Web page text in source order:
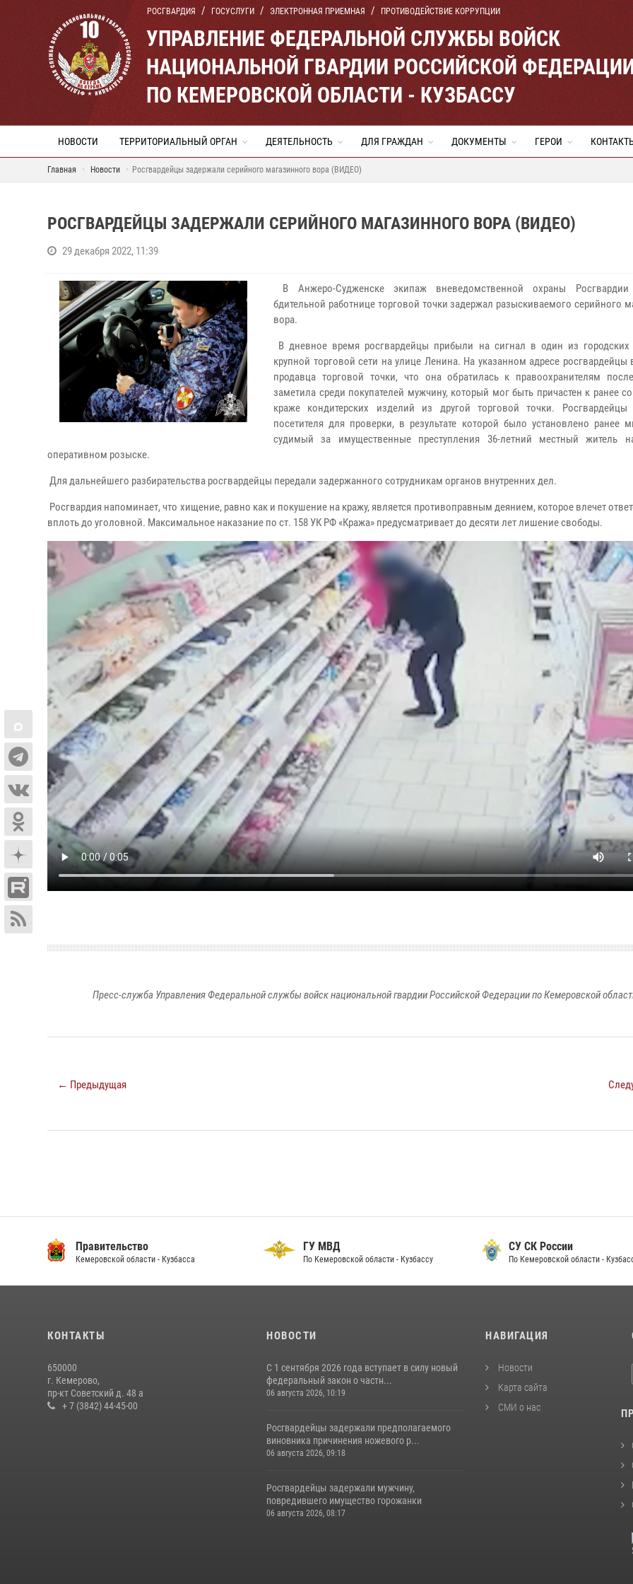
РОСГВАРДИЯ ГОСУСЛУГИ ЭЛЕКТРОННАЯ ПРИЕМНАЯ ПРОТИВОДЕЙСТВИЕ КОРРУПЦИИ
УПРАВЛЕНИЕ ФЕДЕРАЛЬНОЙ СЛУЖБЫ ВОЙСК
НАЦИОНАЛЬНОЙ ГВАРДИИ РОССИЙСКОЙ
ПО КЕМЕРОВСКОЙ ОБЛАСТИ - КУЗБАССУ
НОВОСТИ ТЕРРИТОРИАЛЬНЫЙ ОРГАН ДЕЯТЕЛЬНОСТЬ ДЛЯ ГРАЖДАН ДОКУМЕНТЫ ГЕРОИ
Главная Новости Росгвардейцы задержали серийного магазинного вора (ВИДЕО)
РОСГВАРДЕЙЦЫ ЗАДЕРЖАЛИ СЕРИЙНОГО МАГАЗИННОГО ВОРА (ВИДЕО)
29 декабря 2022, 11:39
В Анжеро-Судженске экипаж вневедомственной охраны Росгвардии
бдительной работнице торговой точки задержал разыскиваемого серийного
вора.
В дневное время росгвардейцы прибыли на сигнал в один из городских
крупной торговой сети на улице Ленина. На указанном адресе росгвардейцы
продавца торговой точки, что она обратилась к правоохранителям
заметила среди покупателей мужчину, который мог быть причастен к ранее
краже кондитерских изделий из другой торговой точки. Росгвардейцы
посетителя для проверки, в результате которой было установлено ранее
судимый за имущественные преступления 36-летний местный житель
оперативном розыске.
Для дальнейшего разбирательства росгвардейцы передали задержанного сотрудникам органов внутренних дел.
Росгвардия напоминает, что хищение, равно как и покушение на кражу, является противоправным деянием, которое влечет
вплоть до уголовной. Максимальное наказание по ст. 158 УК РФ «Кража» предусматривает до десяти лет лишение свободы.
Пресс-служба Управления Федеральной службы войск национальной гвардии Российской Федерации по Кемеровской
← Предыдущая
Правительство
Кемеровской области - Кузбасса
ГУ МВД
По Кемеровской области - Кузбассу
СУ СК России
По Кемеровской области -
КОНТАКТЫ
650000
г. Кемерово,
пр-кт Советский д. 48 а
+ 7 (3842) 44-45-00
НОВОСТИ
С 1 сентября 2026 года вступает в силу новый
федеральный закон о частн...
06 августа 2026, 10:19
Росгвардейцы задержали предполагаемого
виновника причинения ножевого р...
06 августа 2026, 09:18
Росгвардейцы задержали мужчину,
повредившего имущество горожанки
06 августа 2026, 08:17
НАВИГАЦИЯ
Новости
Карта сайта
СМИ о нас